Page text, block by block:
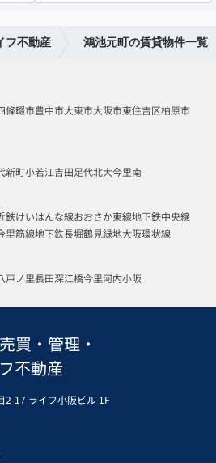
フ不動産 鴻池元町の賃貸物件一覧
條畷市豊中市大東市大阪市東住吉区柏原市
新町小若江吉田足代北大今里南
鉄けいはんな線おおさか東線地下鉄中央線
里筋線地下鉄長堀鶴見緑地大阪環状線
戸ノ里長田深江橋今里河内小阪
買・管理・
不動産
2-17 ライフ小阪ビル 1F